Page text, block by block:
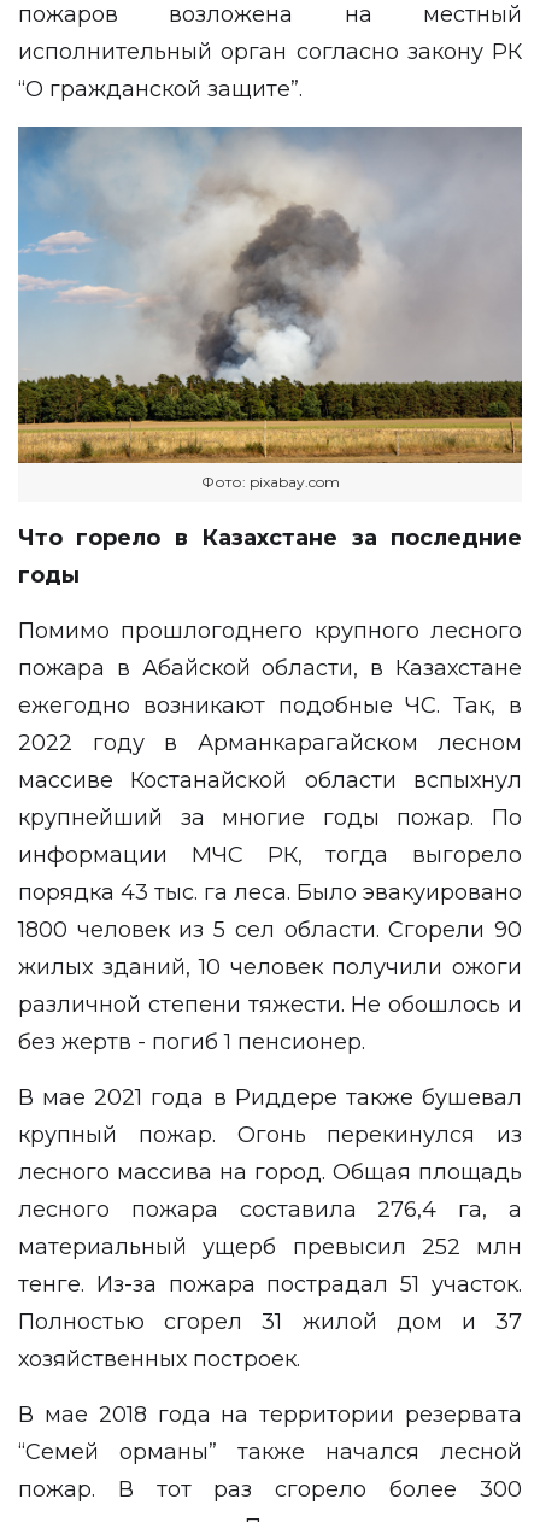
пожаров возложена на местный
исполнительный орган согласно закону РК
“О гражданской защите”.
Фото: pixabay.com
Что горело в Казахстане за последние
годы
Помимо прошлогоднего крупного лесного
пожара в Абайской области, в Казахстане
ежегодно возникают подобные ЧС. Так, в
2022 году в Арманкарагайском лесном
массиве Костанайской области вспыхнул
крупнейший за многие годы пожар. По
информации МЧС РК, тогда выгорело
порядка 43 тыс. га леса. Было эвакуировано
1800 человек из 5 сел области. Сгорели 90
жилых зданий, 10 человек получили ожоги
различной степени тяжести. Не обошлось и
без жертв - погиб 1 пенсионер.
В мае 2021 года в Риддере также бушевал
крупный пожар. Огонь перекинулся из
лесного массива на город. Общая площадь
лесного пожара составила 276,4 га, а
материальный ущерб превысил 252 млн
тенге. Из-за пожара пострадал 51 участок.
Полностью сгорел 31 жилой дом и 37
хозяйственных построек.
В мае 2018 года на территории резервата
“Семей орманы” также начался лесной
пожар. В тот раз сгорело более 300